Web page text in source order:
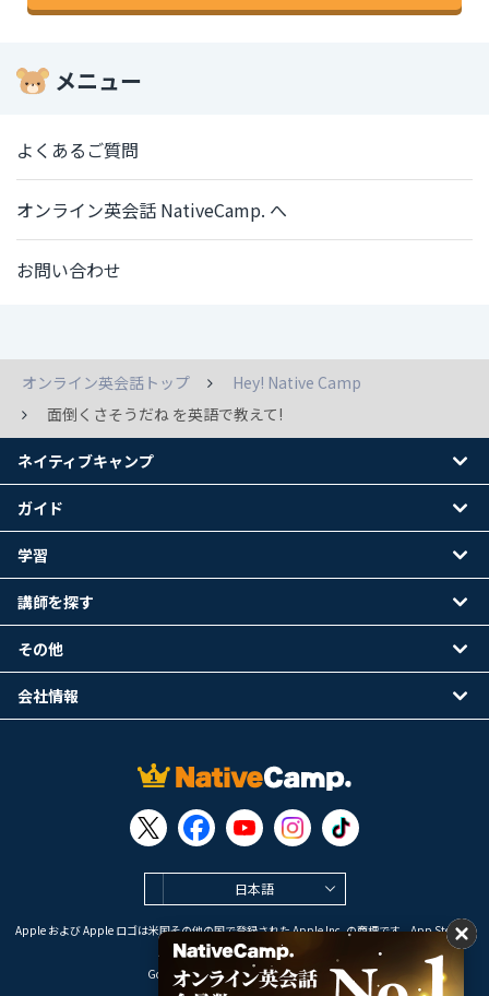
メニュー
よくあるご質問
オンライン英会話 NativeCamp. へ
お問い合わせ
オンライン英会話トップ
Hey! Native Camp
面倒くさそうだね を英語で教えて!
日本語
Apple および Apple ロゴは米国その他の国で登録された Apple Inc. の商標です。App Store は
Apple Inc. のサービスマークです。
Google Play は Google LLC の商標です。
ネイティブキャンプ
ガイド
学習
講師を探す
その他
会社情報